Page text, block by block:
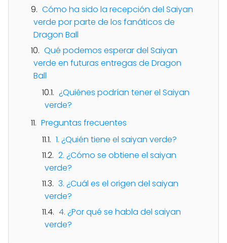
Cómo ha sido la recepción del Saiyan
verde por parte de los fanáticos de
Dragon Ball
Qué podemos esperar del Saiyan
verde en futuras entregas de Dragon
Ball
¿Quiénes podrían tener el Saiyan
verde?
Preguntas frecuentes
1. ¿Quién tiene el saiyan verde?
2. ¿Cómo se obtiene el saiyan
verde?
3. ¿Cuál es el origen del saiyan
verde?
4. ¿Por qué se habla del saiyan
verde?